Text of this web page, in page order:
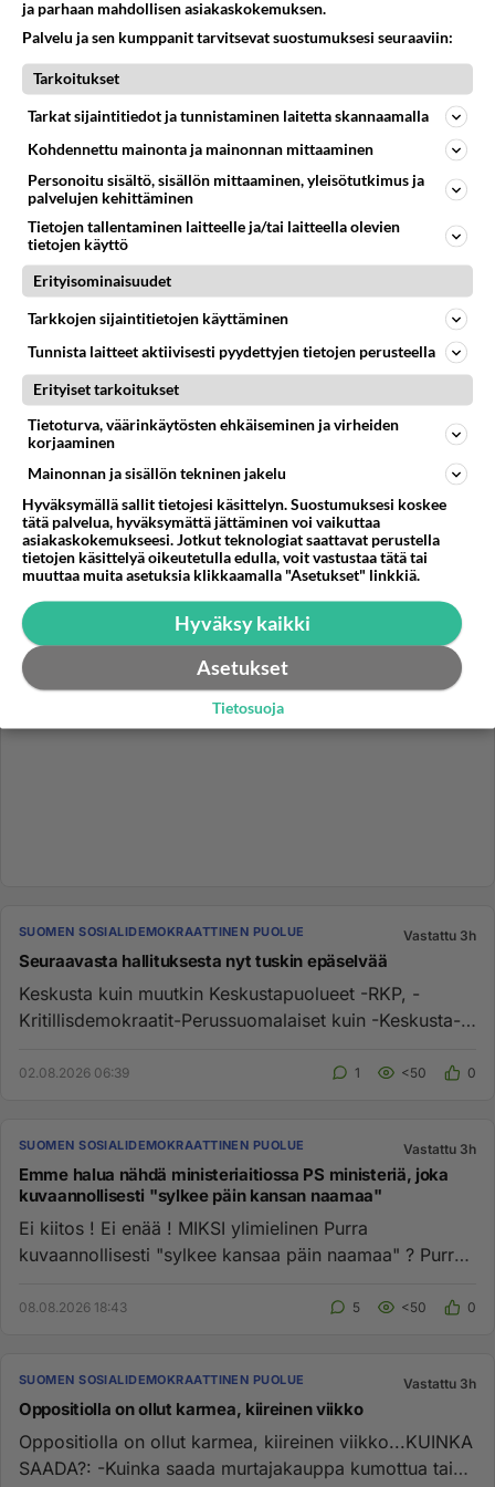
SUOMEN SOSIALIDEMOKRAATTINEN PUOLUE
Näpit irti eläkkeistä! Suomen eläkkeet vain alle 60 %
keskipalkasta
Mutta Euroopan maista useimpien eläkkeet 80 - 70 %
keskipalkasta. Ja tietenkin Suomessa on raskain
verotus eläkkeistäkin...
06.04.2026 19:50 54
Vastattu 3h
itä Natoa, johon Suomi kolme vuotta sitten liittyi, ei enää
ole olemassa
Vertasin heti alkuun, että tulisi kuvaa mitä kirjoitukseni
on tarkoittavinaan. Suomen ja muiden Nato-maiden
dynamiikkaa ...
Mettänhoitaja
SUOMEN SOSIALIDEMOKRAATTINEN PUOLUE Vastattu 3h
Seuraavasta hallituksesta nyt tuskin epäselvää
Keskusta kuin muutkin Keskustapuolueet -RKP, -
Kritillisdemokraatit-Perussuomalaiset kuin -Keskusta-
02.08.2026 06:39 1 <50 0
SUOMEN SOSIALIDEMOKRAATTINEN PUOLUE Vastattu 3h
Emme halua nähdä ministeriaitiossa PS ministeriä, joka
kuvaannollisesti "sylkee päin kansan naamaa"
Ei kiitos ! Ei enää ! MIKSI ylimielinen Purra
kuvaannollisesti "sylkee kansaa päin naamaa" ? Purra
08.08.2026 18:43 5 <50 0
SUOMEN SOSIALIDEMOKRAATTINEN PUOLUE Vastattu 3h
Oppositiolla on ollut karmea, kiireinen viikko
Oppositiolla on ollut karmea, kiireinen viikko...KUINKA
SAADA?: -Kuinka saada murtajakauppa kumottua tai
ja parhaan mahdollisen asiakaskokemuksen.
Palvelu ja sen kumppanit tarvitsevat suostumuksesi seuraaviin:
Tarkoitukset
Tarkat sijaintitiedot ja tunnistaminen laitetta skannaamalla
Kohdennettu mainonta ja mainonnan mittaaminen
Personoitu sisältö, sisällön mittaaminen, yleisötutkimus ja
palvelujen kehittäminen
Tietojen tallentaminen laitteelle ja/tai laitteella olevien
tietojen käyttö
Erityisominaisuudet
Tarkkojen sijaintitietojen käyttäminen
Tunnista laitteet aktiivisesti pyydettyjen tietojen perusteella
Erityiset tarkoitukset
Tietoturva, väärinkäytösten ehkäiseminen ja virheiden
korjaaminen
Mainonnan ja sisällön tekninen jakelu
Hyväksymällä sallit tietojesi käsittelyn. Suostumuksesi koskee
tätä palvelua, hyväksymättä jättäminen voi vaikuttaa
asiakaskokemukseesi. Jotkut teknologiat saattavat perustella
tietojen käsittelyä oikeutetulla edulla, voit vastustaa tätä tai
muuttaa muita asetuksia klikkaamalla "Asetukset" linkkiä.
Hyväksy kaikki
Asetukset
Tietosuoja